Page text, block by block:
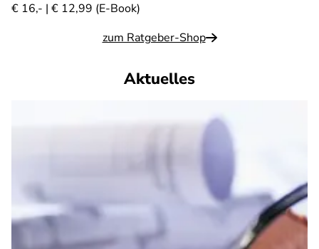
€ 16,- | € 12,99 (E-Book)
zum Ratgeber-Shop
Aktuelles